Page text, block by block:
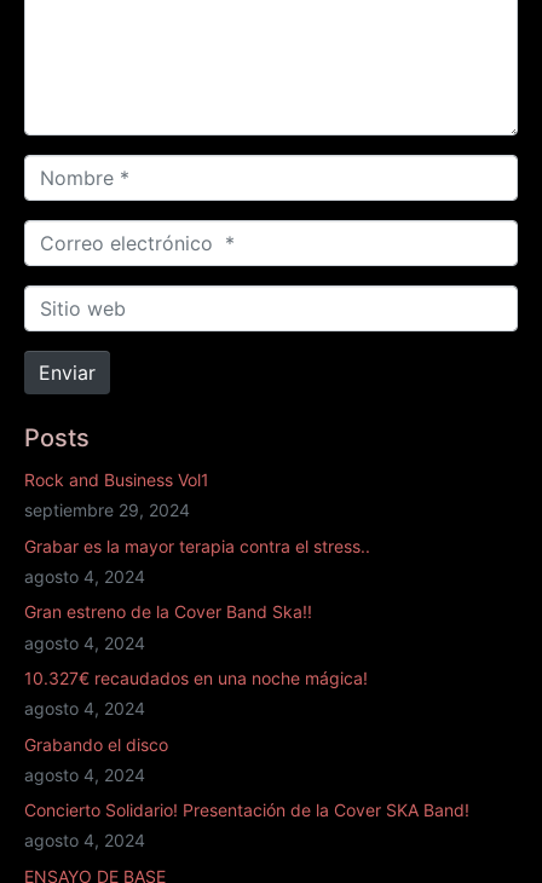
i
o
*o
m
b
r
o
r
r
e
l
t
r
ó
n
i
c
i
t
i
w
e
b
Enviar
Posts
Rock and Business Vol1
septiembre 29, 2024
Grabar es la mayor terapia contra el stress..
agosto 4, 2024
Gran estreno de la Cover Band Ska!!
agosto 4, 2024
10.327€ recaudados en una noche mágica!
agosto 4, 2024
Grabando el disco
agosto 4, 2024
Concierto Solidario! Presentación de la Cover SKA Band!
agosto 4, 2024
ENSAYO DE BASE